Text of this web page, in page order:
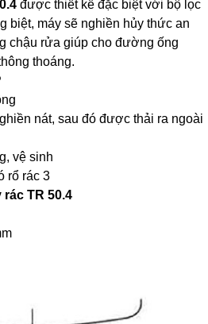
được thiết kế đặc biệt với bộ lọc
biệt, máy sẽ nghiền hủy thức an
chậu rửa giúp cho đường ống
thoáng.
nát, sau đó được thải ra ngoài
vệ sinh
rổ rác 3
rác TR 50.4